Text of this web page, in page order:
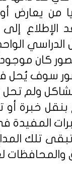
من يعارض
إلى
كان موجوداً
سوف يُحل في
ولم تحل
خبرة أو
المفيدة
تلك